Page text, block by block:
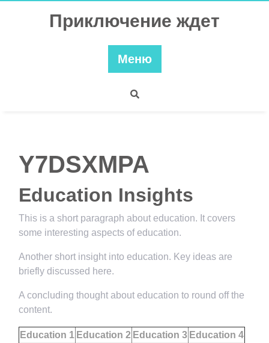
Приключение ждет
Меню
Y7DSXMPA
Education Insights
This is a short paragraph about education. It covers
some interesting aspects of education.
Another short insight into education. Key ideas are
briefly discussed here.
A concluding thought about education to round off the
content.
Education 1 Education 2 Education 3 Education 4